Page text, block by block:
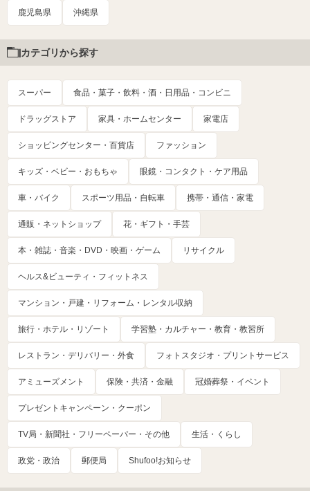
鹿児島県 沖縄県
カテゴリから探す
スーパー 食品・菓子・飲料・酒・日用品・コンビニ
ドラッグストア 家具・ホームセンター 家電店
ショッピングセンター・百貨店 ファッション
キッズ・ベビー・おもちゃ 眼鏡・コンタクト・ケア用品
車・バイク スポーツ用品・自転車 携帯・通信・家電
通販・ネットショップ 花・ギフト・手芸
本・雑誌・音楽・DVD・映画・ゲーム リサイクル
ヘルス&ビューティ・フィットネス
マンション・戸建・リフォーム・レンタル収納
旅行・ホテル・リゾート 学習塾・カルチャー・教育・教習所
レストラン・デリバリー・外食 フォトスタジオ・プリントサービス
アミューズメント 保険・共済・金融 冠婚葬祭・イベント
プレゼントキャンペーン・クーポン
TV局・新聞社・フリーペーパー・その他 生活・くらし
政党・政治 郵便局 Shufoo!お知らせ